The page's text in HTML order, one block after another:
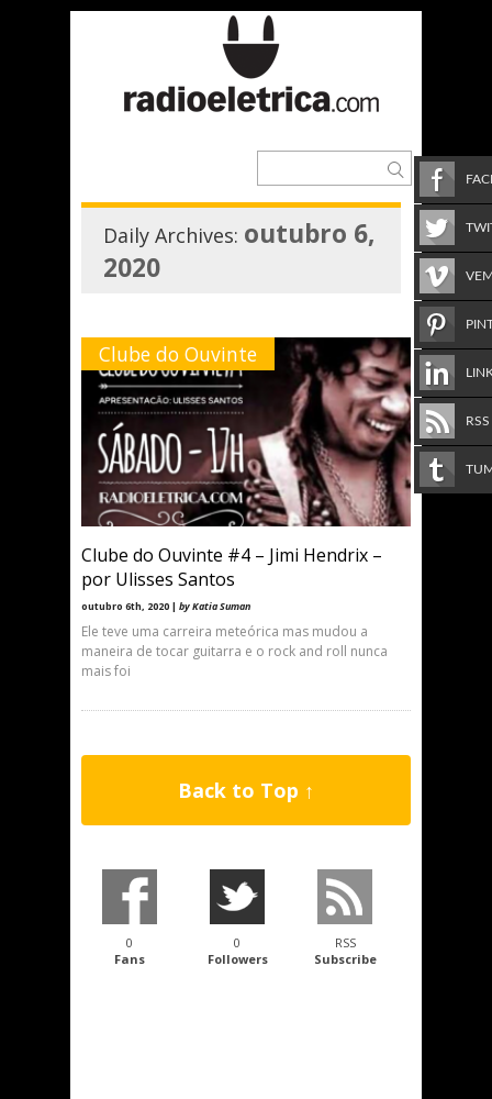
Daily Archives: outubro 6,
2020
Clube do Ouvinte
Clube do Ouvinte #4 – Jimi Hendrix –
por Ulisses Santos
outubro 6th, 2020 | by Katia Suman
Ele teve uma carreira meteórica mas mudou a
maneira de tocar guitarra e o rock and roll nunca
mais foi
Back to Top ↑
0
Fans
0
Followers
RSS
Subscribe
RSS